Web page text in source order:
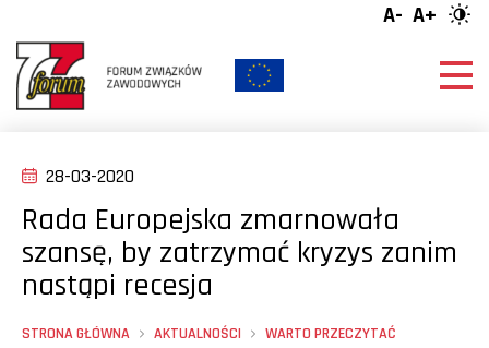
A- A+
28-03-2020
Rada Europejska zmarnowała
szansę, by zatrzymać kryzys zanim
nastąpi recesja
STRONA GŁÓWNA AKTUALNOŚCI WARTO PRZECZYTAĆ